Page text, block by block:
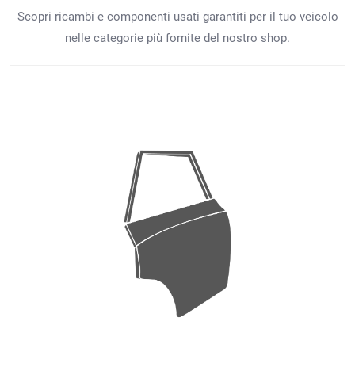
Scopri ricambi e componenti usati garantiti per il tuo veicolo
nelle categorie più fornite del nostro shop.